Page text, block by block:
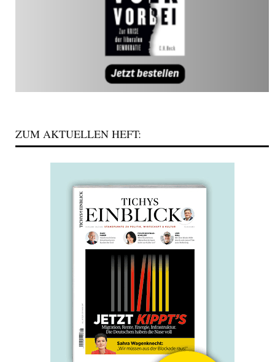
ZUM AKTUELLEN HEFT: